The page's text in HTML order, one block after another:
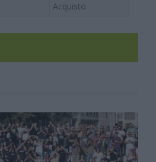
Acquisto